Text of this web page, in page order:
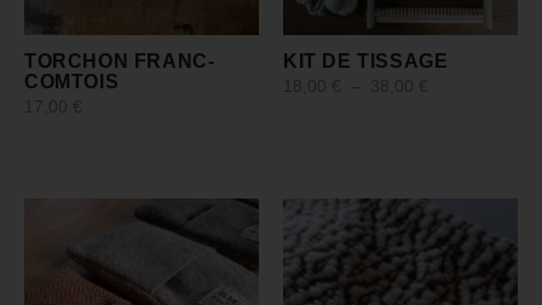
TORCHON FRANC-
COMTOIS
17,00 €
KIT DE TISSAGE
18,00 € – 38,00 €